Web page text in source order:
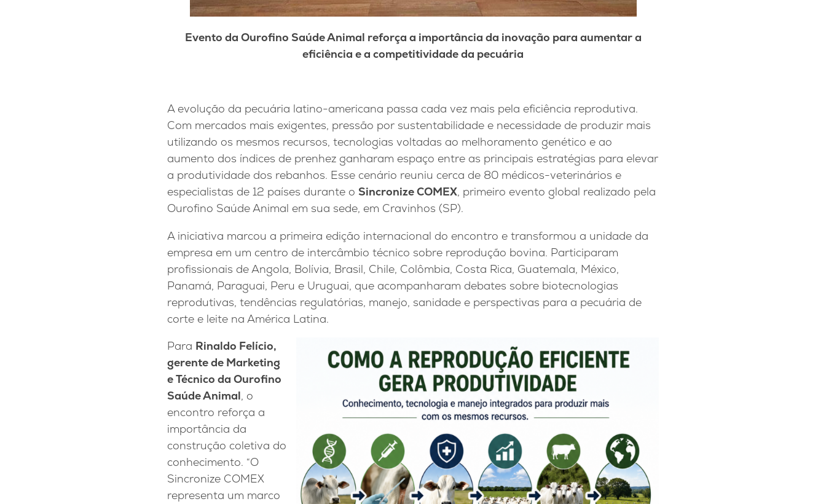
Evento da Ourofino Saúde Animal reforça a importância da inovação para aumentar a
eficiência e a competitividade da pecuária
A evolução da pecuária latino-americana passa cada vez mais pela eficiência reprodutiva.
Com mercados mais exigentes, pressão por sustentabilidade e necessidade de produzir mais
utilizando os mesmos recursos, tecnologias voltadas ao melhoramento genético e ao
aumento dos índices de prenhez ganharam espaço entre as principais estratégias para elevar
a produtividade dos rebanhos. Esse cenário reuniu cerca de 80 médicos-veterinários e
especialistas de 12 países durante o Sincronize COMEX, primeiro evento global realizado pela
Ourofino Saúde Animal em sua sede, em Cravinhos (SP).
A iniciativa marcou a primeira edição internacional do encontro e transformou a unidade da
empresa em um centro de intercâmbio técnico sobre reprodução bovina. Participaram
profissionais de Angola, Bolívia, Brasil, Chile, Colômbia, Costa Rica, Guatemala, México,
Panamá, Paraguai, Peru e Uruguai, que acompanharam debates sobre biotecnologias
reprodutivas, tendências regulatórias, manejo, sanidade e perspectivas para a pecuária de
corte e leite na América Latina.
Para Rinaldo Felício,
gerente de Marketing
e Técnico da Ourofino
Saúde Animal, o
encontro reforça a
importância da
construção coletiva do
conhecimento. “O
Sincronize COMEX
representa um marco